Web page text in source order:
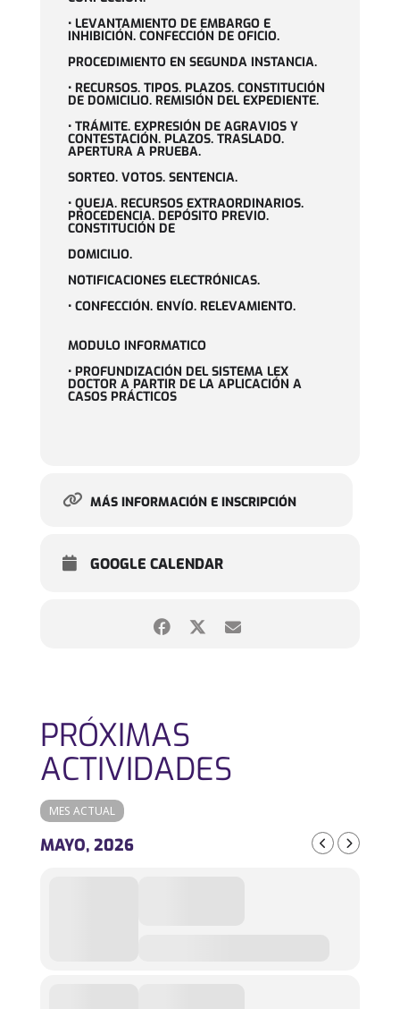
• LEVANTAMIENTO DE EMBARGO E
INHIBICIÓN. CONFECCIÓN DE OFICIO.
PROCEDIMIENTO EN SEGUNDA INSTANCIA.
• RECURSOS. TIPOS. PLAZOS. CONSTITUCIÓN
DE DOMICILIO. REMISIÓN DEL EXPEDIENTE.
• TRÁMITE. EXPRESIÓN DE AGRAVIOS Y
CONTESTACIÓN. PLAZOS. TRASLADO.
APERTURA A PRUEBA.
SORTEO. VOTOS. SENTENCIA.
• QUEJA. RECURSOS EXTRAORDINARIOS.
PROCEDENCIA. DEPÓSITO PREVIO.
CONSTITUCIÓN DE
DOMICILIO.
NOTIFICACIONES ELECTRÓNICAS.
• CONFECCIÓN. ENVÍO. RELEVAMIENTO.
MODULO INFORMATICO
• PROFUNDIZACIÓN DEL SISTEMA LEX
DOCTOR A PARTIR DE LA APLICACIÓN A
CASOS PRÁCTICOS
MÁS INFORMACIÓN E INSCRIPCIÓN
GOOGLE CALENDAR
PRÓXIMAS
ACTIVIDADES
MES ACTUAL
MAYO, 2026